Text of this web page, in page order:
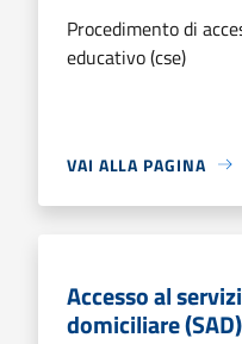
Procedimento di
educativo (cse)
VAI ALLA PAGINA
Accesso al
domiciliare (SAD)